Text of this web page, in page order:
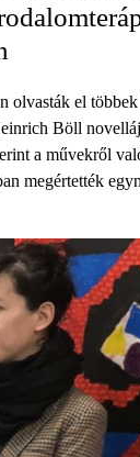
olvasták el
Böll
a művekről
megértették